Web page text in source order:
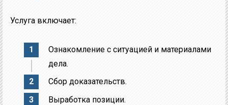
Услуга включает:
Ознакомление с ситуацией и материалами
дела.
Сбор доказательств.
Выработка позиции.